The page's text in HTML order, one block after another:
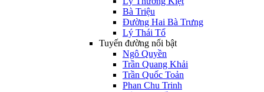
Bà Triệu
Đường Hai Bà Trưng
Lý Thái Tổ
Tuyến đường nổi bật
Ngô Quyền
Trần Quang Khải
Trần Quốc Toản
Phan Chu Trinh